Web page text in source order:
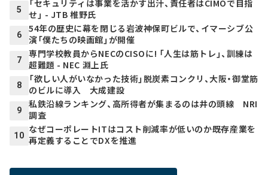
5
「セキュリティは事業を活かす出汁、責任者はCIMOで目指
せ」 - JTB 椎野氏
6
54年の歴史に幕を閉じる岩波神保町ビルで、イマーシブ公
演「僕たちの映画館」が開催
7
専門学校教員からNECのCISOに! 「人生は筋トレ」、訓練は
超難題 - NEC 淵上氏
8
「欲しい人がいなかった技術」脱炭素コンクリ、大阪・御堂筋
のビルに導入 大成建設
9
私鉄沿線ランキング、高所得者が集まるのは井の頭線 NRI
調査
10
なぜコーポレートITはコスト削減率が低いのか――既存産業を
再定義することでDXを推進